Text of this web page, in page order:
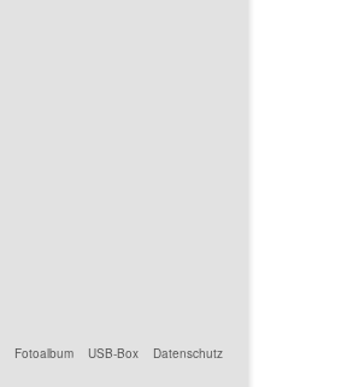
Fotoalbum USB-Box Datenschutz